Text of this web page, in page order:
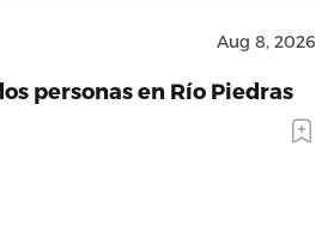
Aug 8, 2026
personas en Río Piedras